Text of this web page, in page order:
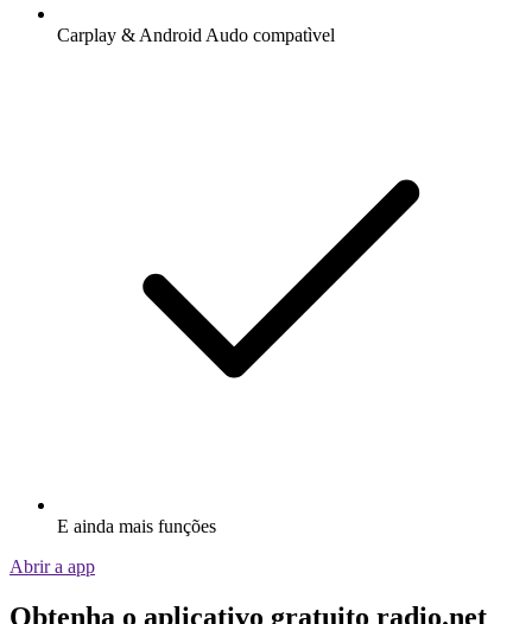
Carplay & Android Audo compatìvel
E ainda mais funções
Abrir a app
Obtenha o aplicativo gratuito radio.net